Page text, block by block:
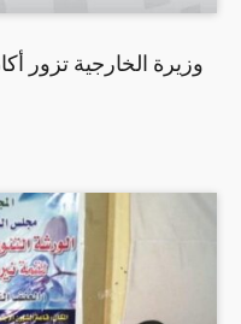
وزيرة الخارجية تزور